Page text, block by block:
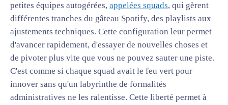
petites équipes autogérées, appelées squads, qui gèrent
différentes tranches du gâteau Spotify, des playlists aux
ajustements techniques. Cette configuration leur permet
d'avancer rapidement, d'essayer de nouvelles choses et
de pivoter plus vite que vous ne pouvez sauter une piste.
C'est comme si chaque squad avait le feu vert pour
innover sans qu'un labyrinthe de formalités
administratives ne les ralentisse. Cette liberté permet à